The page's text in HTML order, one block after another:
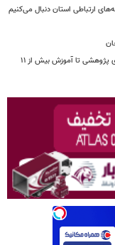
ارتباطی استان دنبال می‌کنیم
جهاد دانشگاهی سمنان؛ از تلاش برای تجاری سازی یافته های پژوهشی تا آموزش بیش از ۱۱